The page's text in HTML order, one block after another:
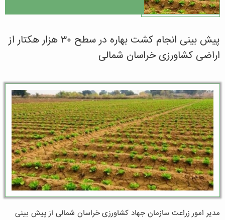
پیش بینی انجام کشت بهاره در سطح ۳۰ هزار هکتار از
اراضی کشاورزی خراسان شمالی
مدیر امور زراعت سازمان جهاد کشاورزی خراسان شمالی از پیش بینی